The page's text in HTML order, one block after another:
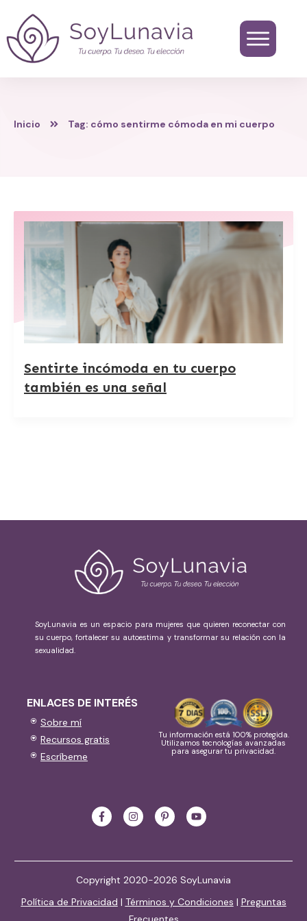
Inicio Tag: cómo sentirme cómoda en mi cuerpo
Sentirte incómoda en tu cuerpo
también es una señal
SoyLunavia es un espacio para mujeres que quieren reconectar con
su cuerpo, fortalecer su autoestima y transformar su relación con la
sexualidad.
ENLACES DE INTERÉS
Sobre mí
Recursos gratis
Escríbeme
Tu información está 100% protegida.
Utilizamos tecnologías avanzadas
para asegurar tu privacidad.
Copyright 2020-2026 SoyLunavia
Política de Privacidad | Términos y Condiciones | Preguntas